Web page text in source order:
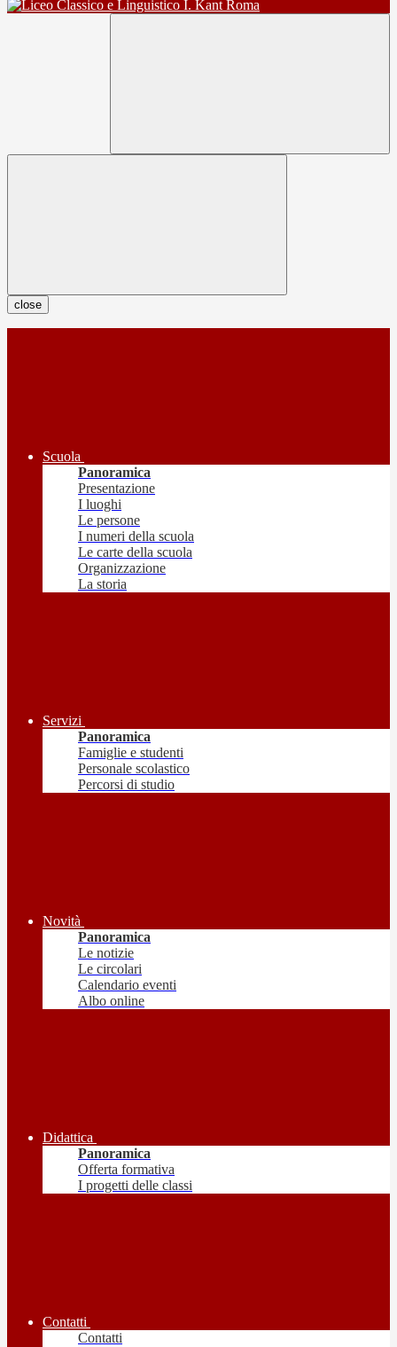
close
Scuola
Panoramica
Presentazione
I luoghi
Le persone
I numeri della scuola
Le carte della scuola
Organizzazione
La storia
Servizi
Panoramica
Famiglie e studenti
Personale scolastico
Percorsi di studio
Novità
Panoramica
Le notizie
Le circolari
Calendario eventi
Albo online
Didattica
Panoramica
Offerta formativa
I progetti delle classi
Contatti
Contatti